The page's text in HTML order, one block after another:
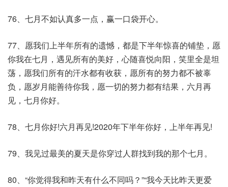
76、七月不如认真多一点，赢一口袋开心。
77、愿我们上半年所有的遗憾，都是下半年惊喜的铺垫，愿
你我在七月，遇见所有的美好，心随喜悦向阳，笑里全是坦
荡，愿我们所有的汗水都有收获，愿所有的努力都不被辜
负，愿岁月能善待你我，愿一切的努力都有结果，六月再
见，七月你好。
78、七月你好!六月再见!2020年下半年你好，上半年再见!
79、我见过最美的夏天是你穿过人群找到我的那个七月。
80、“你觉得我和昨天有什么不同吗？”“我今天比昨天更爱